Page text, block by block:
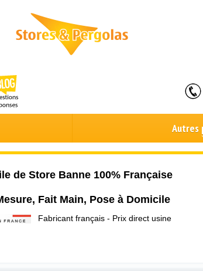
Autres
de Store Banne 100% Française
Fait Main, Pose à Domicile
Fabricant français - Prix direct usine